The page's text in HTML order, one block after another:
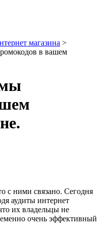
магазина >
в вашем
с ними связано. Сегодня
аудиты интернет
их владельцы не
очень эффективный